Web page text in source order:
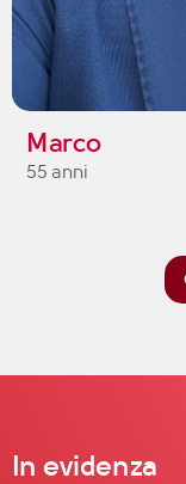
Marco
55 anni
In evidenza